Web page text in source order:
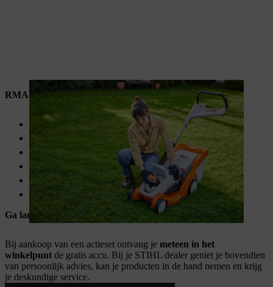
RMA 239 C
Maaibreedte van 37 cm
Maaihoogte van 30 – 70 mm
Grasopvangbak van 40 liter
Centrale maaihoogteverstelling
Voor kleine tot middelgrote gazons
Gemakkelijk maaien met comfortstuur
Ga langs bij je STIHL dealer
Bij aankoop van een actieset ontvang je meteen in het
winkelpunt de gratis accu. Bij je STIHL dealer geniet je bovendien
van persoonlijk advies, kan je producten in de hand nemen en krijg
je deskundige service.